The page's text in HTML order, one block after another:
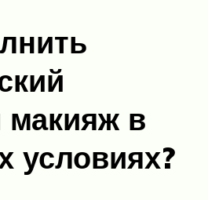
макияж в
условиях?